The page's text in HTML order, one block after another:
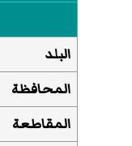
البلد
المحافظة
المقاطعة